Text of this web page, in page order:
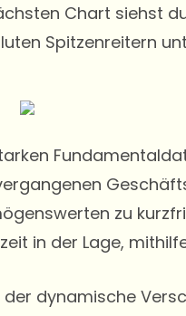
Chart siehst
Spitzenreitern
zu
in der Lage,
der dynamische